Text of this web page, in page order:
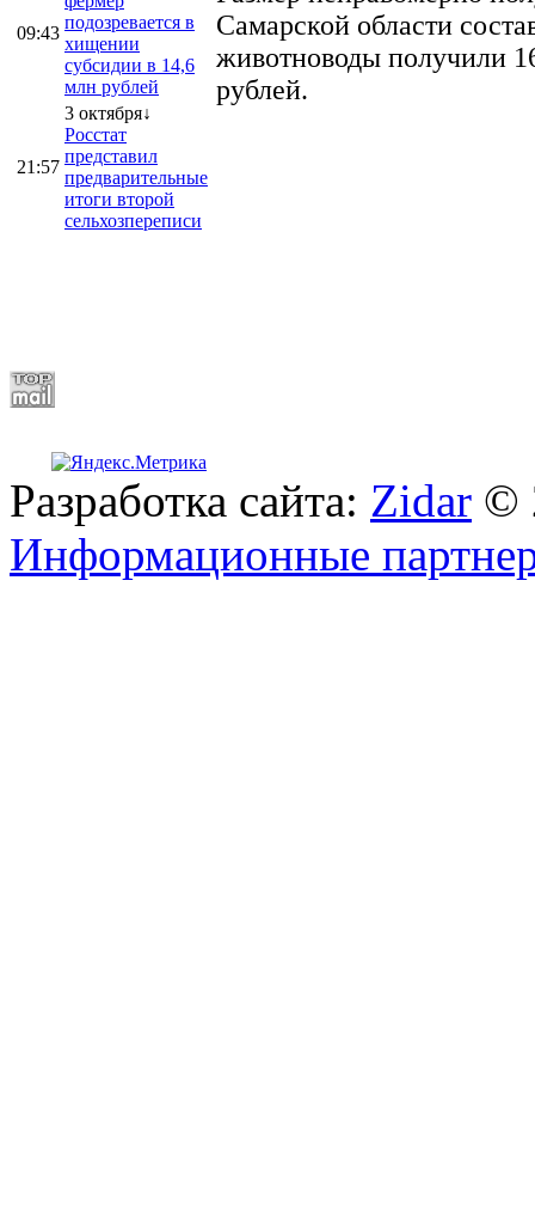
09:43
подозревается в
хищении
субсидии в 14,6
млн рублей
21:57
3 октября↓
Росстат
представил
предварительные
итоги второй
сельхозпереписи
Самарской области
животноводы получили
рублей.
Разработка сайта: Zidar ©
Информационные